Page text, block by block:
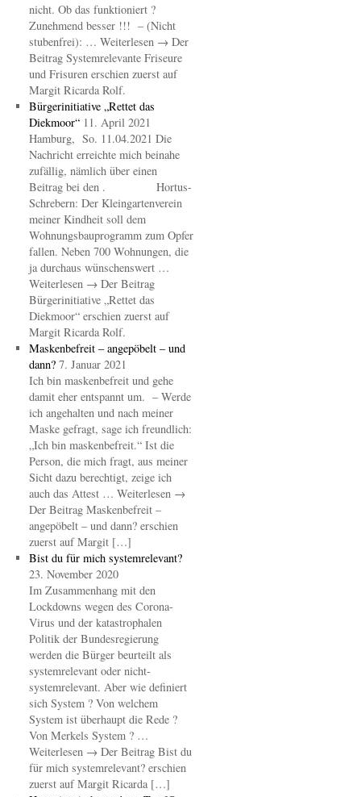
nicht. Ob das funktioniert ?
Zunehmend besser !!! – (Nicht
stubenfrei): … Weiterlesen → Der
Beitrag Systemrelevante Friseure
und Frisuren erschien zuerst auf
Margit Ricarda Rolf.
Bürgerinitiative „Rettet das
Diekmoor“ 11. April 2021
Hamburg, So. 11.04.2021 Die
Nachricht erreichte mich beinahe
zufällig, nämlich über einen
Beitrag bei den . Hortus-
Schrebern: Der Kleingartenverein
meiner Kindheit soll dem
Wohnungsbauprogramm zum Opfer
fallen. Neben 700 Wohnungen, die
ja durchaus wünschenswert …
Weiterlesen → Der Beitrag
Bürgerinitiative „Rettet das
Diekmoor“ erschien zuerst auf
Margit Ricarda Rolf.
Maskenbefreit – angepöbelt – und
dann? 7. Januar 2021
Ich bin maskenbefreit und gehe
damit eher entspannt um. – Werde
ich angehalten und nach meiner
Maske gefragt, sage ich freundlich:
„Ich bin maskenbefreit.“ Ist die
Person, die mich fragt, aus meiner
Sicht dazu berechtigt, zeige ich
auch das Attest … Weiterlesen →
Der Beitrag Maskenbefreit –
angepöbelt – und dann? erschien
zuerst auf Margit […]
Bist du für mich systemrelevant?
23. November 2020
Im Zusammenhang mit den
Lockdowns wegen des Corona-
Virus und der katastrophalen
Politik der Bundesregierung
werden die Bürger beurteilt als
systemrelevant oder nicht-
systemrelevant. Aber wie definiert
sich System ? Von welchem
System ist überhaupt die Rede ?
Von Merkels System ? …
Weiterlesen → Der Beitrag Bist du
für mich systemrelevant? erschien
zuerst auf Margit Ricarda […]